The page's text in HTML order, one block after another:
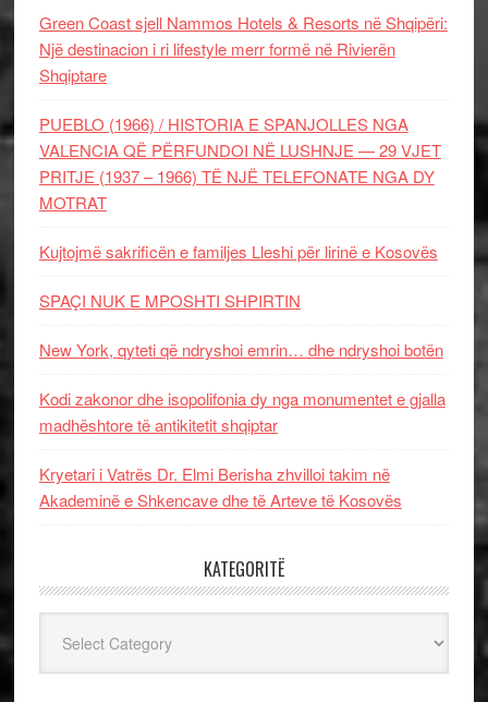
Green Coast sjell Nammos Hotels & Resorts në Shqipëri:
Një destinacion i ri lifestyle merr formë në Rivierën
Shqiptare
PUEBLO (1966) / HISTORIA E SPANJOLLES NGA
VALENCIA QË PËRFUNDOI NË LUSHNJE — 29 VJET
PRITJE (1937 – 1966) TË NJË TELEFONATE NGA DY
MOTRAT
Kujtojmë sakrificën e familjes Lleshi për lirinë e Kosovës
SPAÇI NUK E MPOSHTI SHPIRTIN
New York, qyteti që ndryshoi emrin… dhe ndryshoi botën
Kodi zakonor dhe isopolifonia dy nga monumentet e gjalla
madhështore të antikitetit shqiptar
Kryetari i Vatrës Dr. Elmi Berisha zhvilloi takim në
Akademinë e Shkencave dhe të Arteve të Kosovës
KATEGORITË